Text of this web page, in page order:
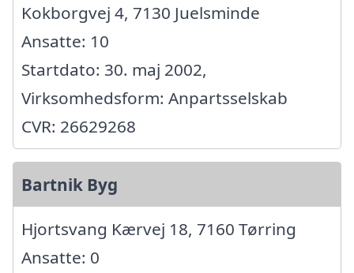
Kokborgvej 4, 7130 Juelsminde
Ansatte: 10
Startdato: 30. maj 2002,
Virksomhedsform: Anpartsselskab
CVR: 26629268
Bartnik Byg
Hjortsvang Kærvej 18, 7160 Tørring
Ansatte: 0